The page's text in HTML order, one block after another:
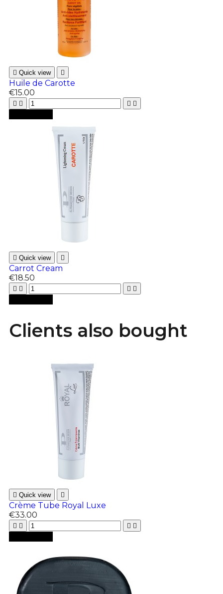
 Quick view 
Huile de Carotte
€15.00
   
 Quick view 
Carrot Cream
€18.50
   
Clients also bought
 Quick view 
Crème Tube Royal Luxe
€33.00
   